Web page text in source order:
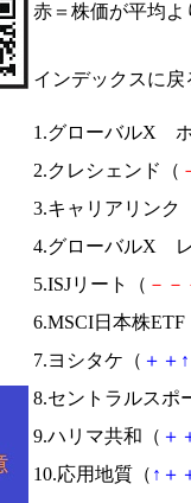
赤＝株価が平均
インデックスに戻
1.グローバルX
2.クレシェンド（
3.キャリアリンク
4.グローバルX
5.ISJリート（ － －
6.MSCI日本株ETF
7.ヨシタケ（ ＋ ＋ ↑
8.セントラルスポ
9.ハリマ共和（ ＋
10.応用地質（ ↑ ＋